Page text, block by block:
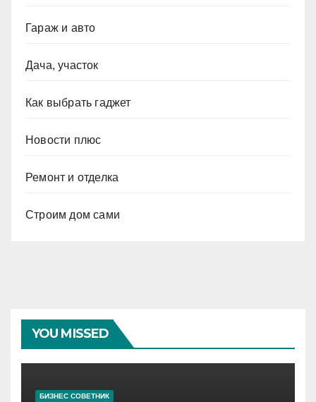
Гараж и авто
Дача, участок
Как выбрать гаджет
Новости плюс
Ремонт и отделка
Строим дом сами
YOU MISSED
БИЗНЕС СОВЕТНИК